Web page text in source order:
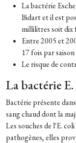
La bactérie
Bidart et il est
millilitres soit dix
Entre 2005 et
17 fois par
Le risque de
La bactérie
Bactérie présente
sang chaud dont la
Les souches de l'E.
pathogènes, elles